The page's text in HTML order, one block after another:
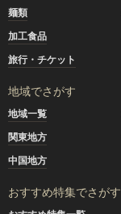
麺類
加工食品
旅行・チケット
地域でさがす
地域一覧
関東地方
中国地方
おすすめ特集でさがす